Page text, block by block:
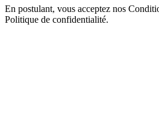
En postulant, vous acceptez nos
Politique de confidentialité.